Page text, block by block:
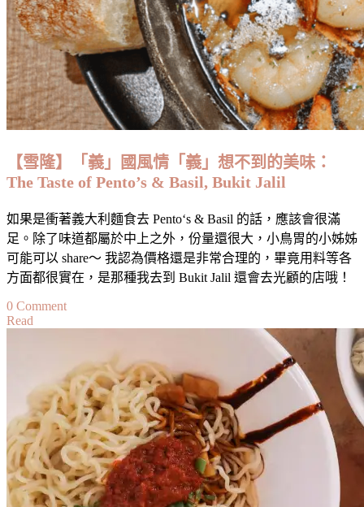
Restaurant：
迎
著
海
風
用
餐
意
享
受
【雪隆】「義」國風情「義」想不到的美味：
The Taste of Pento’s & Basil, Bukit Jalil
如果是衝著義大利麵食去 Pento‘s & Basil 的話，應該會很滿
足。除了味道都屬於中上之外，份量還很大，小鳥胃的小姊姊
可能可以 share～ 我認為價格還是非常合理的，畢竟用料等各
方面都很實在，是那種我去到 Bukit Jalil 還會去光顧的店哦！
0 Commenton
「義」
國
風
情
「義」
想
不
到
Read